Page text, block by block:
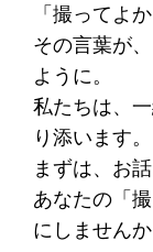
「撮ってよ
その言葉が
ように。
私たちは、
り添います。
まずは、お
あなたの「
にしませんか